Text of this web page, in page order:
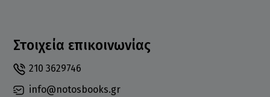
Στοιχεία επικοινωνίας
210 3629746
info@notosbooks.gr